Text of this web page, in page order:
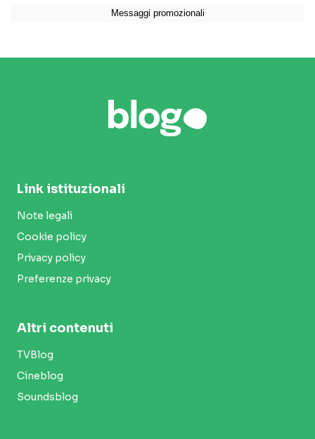
Link istituzionali
Note legali
Cookie policy
Privacy policy
Preferenze privacy
Altri contenuti
TVBlog
Cineblog
Soundsblog